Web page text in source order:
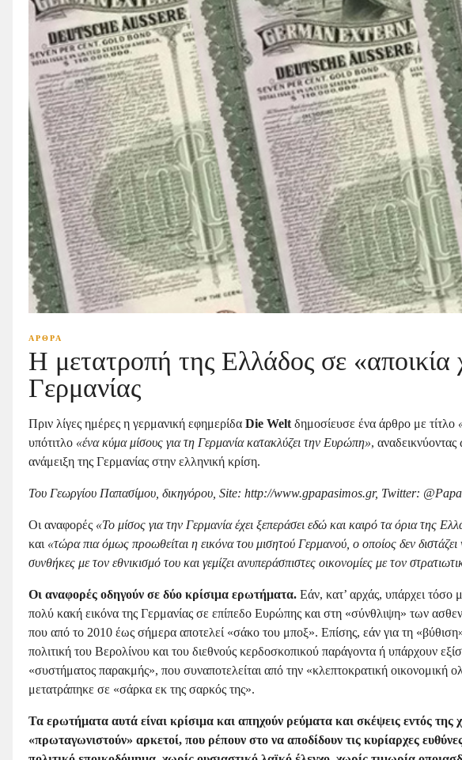
ΑΡΘΡΑ
Η μετατροπή της Ελλάδος σε «αποικία
Γερμανίας
Πριν λίγες ημέρες η γερμανική εφημερίδα Die Welt δημοσίευσε ένα άρθρο με τίτλο
υπότιτλο «ένα κύμα μίσους για τη Γερμανία κατακλύζει την Ευρώπη»,
ανάμειξη της Γερμανίας στην ελληνική κρίση.
Του Γεωργίου Παπασίμου, δικηγόρου, Site: http://www.gpapasimos.gr, Twitter: @
Οι αναφορές «Το μίσος για την Γερμανία έχει ξεπεράσει εδώ και καιρό τα όρια της
και «τώρα πια όμως προωθείται η εικόνα του μισητού Γερμανού, ο οποίος δεν
συνθήκες με τον εθνικισμό του και γεμίζει ανυπεράσπιστες οικονομίες με τον
Οι αναφορές οδηγούν σε δύο κρίσιμα ερωτήματα. Εάν, κατ’ αρχάς, υπάρχει τόσο
πολύ κακή εικόνα της Γερμανίας σε επίπεδο Ευρώπης και στη «σύνθλιψη» των
που από το 2010 έως σήμερα αποτελεί «σάκο του μποξ». Επίσης, εάν για τη
πολιτική του Βερολίνου και του διεθνούς κερδοσκοπικού παράγοντα ή υπάρχουν
«συστήματος παρακμής», που συναποτελείται από την «κλεπτοκρατική οικονομική
μετατράπηκε σε «σάρκα εκ της σαρκός της».
Τα ερωτήματα αυτά είναι κρίσιμα και απηχούν ρεύματα και σκέψεις εντός της
«πρωταγωνιστούν» αρκετοί, που ρέπουν στο να αποδίδουν τις κυρίαρχες